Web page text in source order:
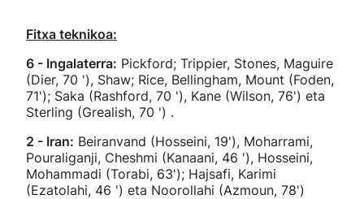
Fitxa teknikoa:
6 - Ingalaterra: Pickford; Trippier, Stones, Maguire
(Dier, 70 '), Shaw; Rice, Bellingham, Mount (Foden,
71'); Saka (Rashford, 70 '), Kane (Wilson, 76') eta
Sterling (Grealish, 70 ') .
2 - Iran: Beiranvand (Hosseini, 19'), Moharrami,
Pouraliganji, Cheshmi (Kanaani, 46 '), Hosseini,
Mohammadi (Torabi, 63'); Hajsafi, Karimi
(Ezatolahi, 46 ') eta Noorollahi (Azmoun, 78')